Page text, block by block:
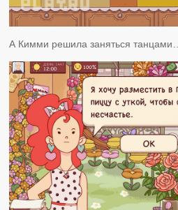
А Кимми решила заняться танцами…